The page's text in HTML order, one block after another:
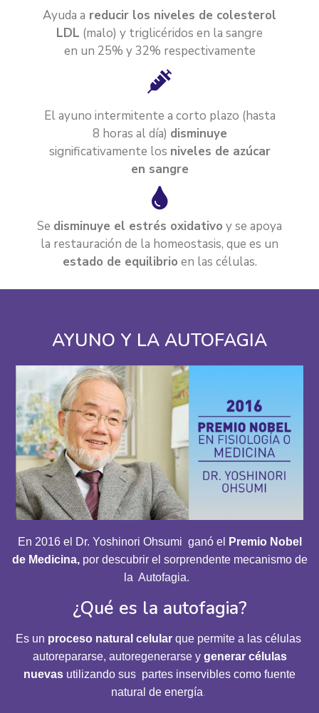
Ayuda a reducir los niveles de colesterol
LDL (malo) y triglicéridos en la sangre
en un 25% y 32% respectivamente
El ayuno intermitente a corto plazo (hasta
8 horas al día) disminuye
significativamente los niveles de azúcar
en sangre
Se disminuye el estrés oxidativo y se apoya
la restauración de la homeostasis, que es un
estado de equilibrio en las células.
AYUNO Y LA AUTOFAGIA
En 2016 el Dr. Yoshinori Ohsumi ganó el
Premio Nobel
de Medicina,por descubrir el sorprendente mecanismo de
la Autofagia.
¿Qué es la autofagia?
Es un proceso natural celularque permite a las células
autorepararse, autoregenerarse y generar células
nuevas utilizando sus partes inservibles como fuente
natural de energía.